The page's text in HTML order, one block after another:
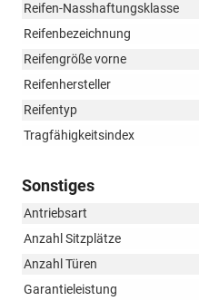
Reifen-Nasshaftungsklasse
Reifenbezeichnung
Reifengröße vorne
Reifenhersteller
Reifentyp
Tragfähigkeitsindex
Sonstiges
Antriebsart
Anzahl Sitzplätze
Anzahl Türen
Garantieleistung